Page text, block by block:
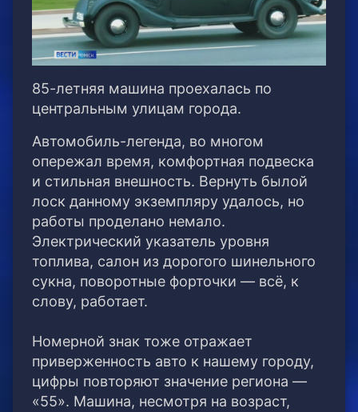
85-летняя машина проехалась по
центральным улицам города.
Автомобиль-легенда, во многом
опережал время, комфортная подвеска
и стильная внешность. Вернуть былой
лоск данному экземпляру удалось, но
работы проделано немало.
Электрический указатель уровня
топлива, салон из дорогого шинельного
сукна, поворотные форточки — всё, к
слову, работает.
Номерной знак тоже отражает
приверженность авто к нашему городу,
цифры повторяют значение региона —
«55». Машина, несмотря на возраст,